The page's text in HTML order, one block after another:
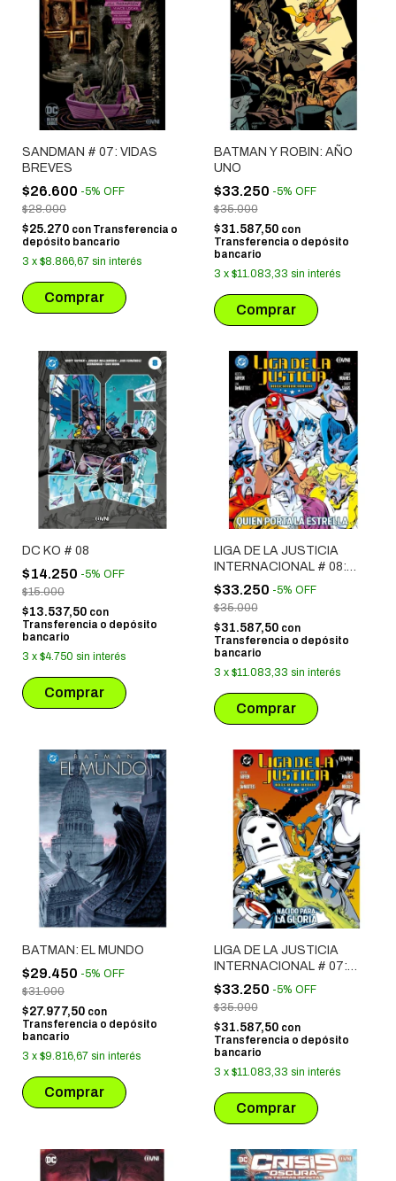
SANDMAN # 07: VIDAS
BREVES
$26.600 -5% OFF
$28.000
$25.270 con Transferencia o
depósito bancario
3 x $8.866,67 sin interés
BATMAN Y ROBIN: AÑO
UNO
$33.250 -5% OFF
$35.000
$31.587,50 con
Transferencia o depósito
bancario
3 x $11.083,33 sin interés
DC KO # 08
$14.250 -5% OFF
$15.000
$13.537,50 con
Transferencia o depósito
bancario
3 x $4.750 sin interés
LIGA DE LA JUSTICIA
INTERNACIONAL # 08:
QUIEN PORTA LA
ESTRELLA
$33.250 -5% OFF
$35.000
$31.587,50 con
Transferencia o depósito
bancario
3 x $11.083,33 sin interés
BATMAN: EL MUNDO
$29.450 -5% OFF
$31.000
$27.977,50 con
Transferencia o depósito
bancario
3 x $9.816,67 sin interés
LIGA DE LA JUSTICIA
INTERNACIONAL # 07:
NACIDO PARA LA GLORIA
$33.250 -5% OFF
$35.000
$31.587,50 con
Transferencia o depósito
bancario
3 x $11.083,33 sin interés